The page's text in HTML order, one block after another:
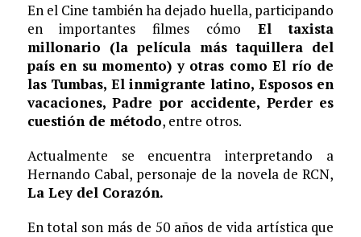
En el Cine también ha dejado huella, participando
en importantes filmes cómo El taxista
millonario (la película más taquillera del
país en su momento) y otras como El río de
las Tumbas, El inmigrante latino, Esposos en
vacaciones, Padre por accidente, Perder es
cuestión de método, entre otros.
Actualmente se encuentra interpretando a
Hernando Cabal, personaje de la novela de RCN,
La Ley del Corazón.
En total son más de 50 años de vida artística que